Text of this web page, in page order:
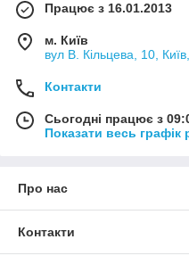
Працює з 16.01.2013
м. Київ
вул В. Кільцева, 10,
Контакти
Сьогодні працює з
Показати весь графік
Про нас
Контакти